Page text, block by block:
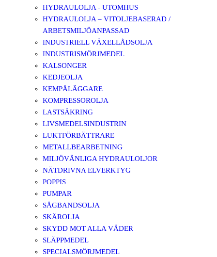
HYDRAULOLJA - UTOMHUS
HYDRAULOLJA – VITOLJEBASERAD /
ARBETSMILJÖANPASSAD
INDUSTRIELL VÄXELLÅDSOLJA
INDUSTRISMÖRJMEDEL
KALSONGER
KEDJEOLJA
KEMPÅLÄGGARE
KOMPRESSOROLJA
LASTSÄKRING
LIVSMEDELSINDUSTRIN
LUKTFÖRBÄTTRARE
METALLBEARBETNING
MILJÖVÄNLIGA HYDRAULOLJOR
NÄTDRIVNA ELVERKTYG
POPPIS
PUMPAR
SÅGBANDSOLJA
SKÄROLJA
SKYDD MOT ALLA VÄDER
SLÄPPMEDEL
SPECIALSMÖRJMEDEL